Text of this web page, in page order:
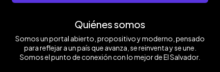
Quiénes somos
Somos un portal abierto, propositivo y moderno, pensado
para reflejar a un país que avanza, se reinventa y se une.
Somos el punto de conexión con lo mejor de El Salvador.